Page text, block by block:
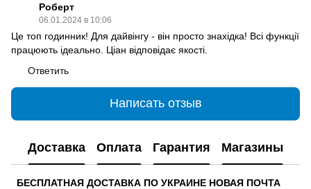
Роберт
06.01.2024 в 10:06
Це топ годинник! Для дайвінгу - він просто знахідка! Всі функції
працюють ідеально. Ціан відповідає якості.
Ответить
Написать отзыв
Доставка Оплата Гарантия Магазины
БЕСПЛАТНАЯ ДОСТАВКА ПО УКРАИНЕ НОВАЯ ПОЧТА